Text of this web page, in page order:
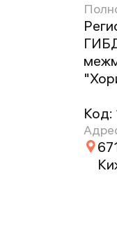
Код: